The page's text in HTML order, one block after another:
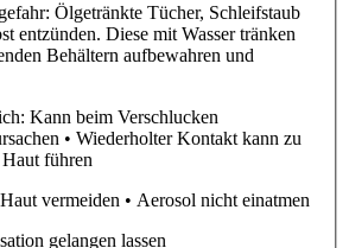
Ölgetränkte Tücher, Schleifstaub
entzünden. Diese mit Wasser tränken
Behältern aufbewahren und
Kann beim Verschlucken
• Wiederholter Kontakt kann zu
führen
vermeiden • Aerosol nicht einatmen
gelangen lassen